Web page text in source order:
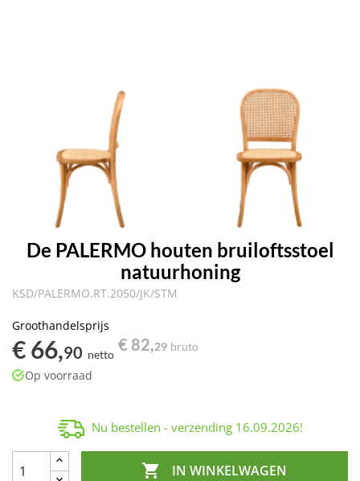
De PALERMO houten bruiloftsstoel
natuurhoning
KSD/PALERMO.RT.2050/JK/STM
Groothandelsprijs
€ 66,90 netto
€ 82,29 bruto
Op voorraad
Nu bestellen - verzending 16.09.2026!
 IN WINKELWAGEN